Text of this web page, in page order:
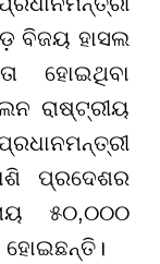
ବିଜୟ ହାସଲ
ହୋଇଥିବା
ରାଷ୍ଟ୍ରୀୟ
ପ୍ରଦେଶର
୫୦,୦୦୦